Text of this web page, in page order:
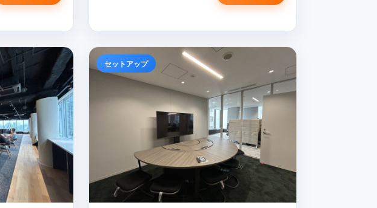
セットアップ